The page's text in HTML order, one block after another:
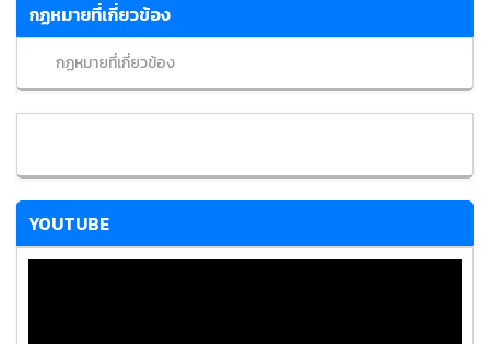
กฏหมายที่เกี่ยวข้อง
กฏหมายที่เกี่ยวข้อง
YOUTUBE